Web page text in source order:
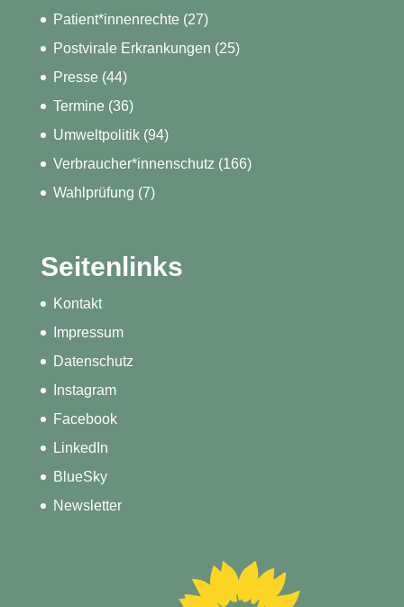
Patient*innenrechte(27)
Postvirale Erkrankungen (25)
Presse(44)
Termine(36)
Umweltpolitik(94)
Verbraucher*innenschutz (166)
Wahlprüfung (7)
Seitenlinks
Kontakt
Impressum
Datenschutz
Instagram
Facebook
LinkedIn
BlueSky
Newsletter